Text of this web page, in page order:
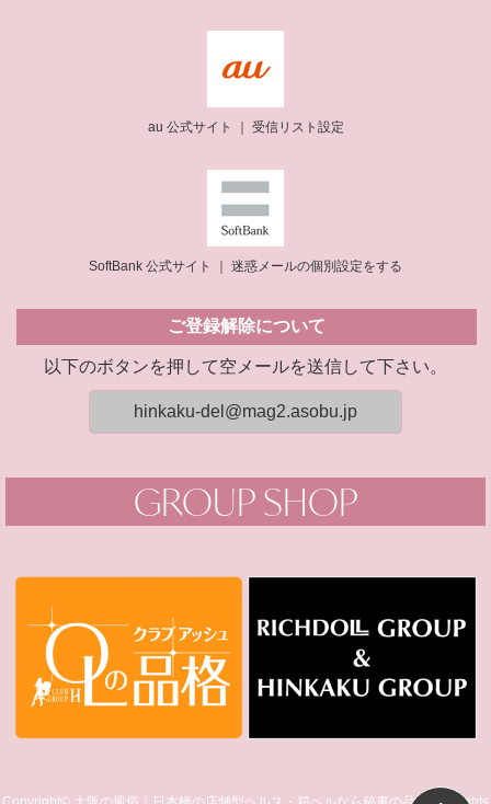
au 公式サイト ｜ 受信リスト設定
SoftBank 公式サイト ｜ 迷惑メールの個別設定をする
ご登録解除について
以下のボタンを押して空メールを送信して下さい。
hinkaku-del@mag2.asobu.jp
GROUP SHOP